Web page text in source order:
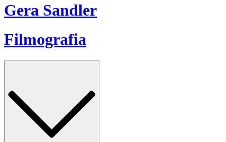
Gera Sandler
Filmografia